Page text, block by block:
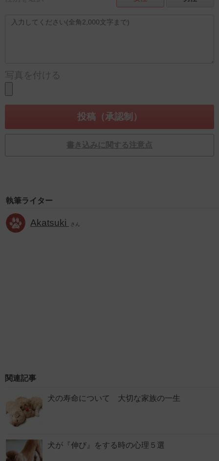
写真を付ける
書き込みに関する注意点
執筆ライター
Akatsuki さん
関連記事
犬の寿命について 大切な家族の一生
犬が『伸び』をする時の心理５選